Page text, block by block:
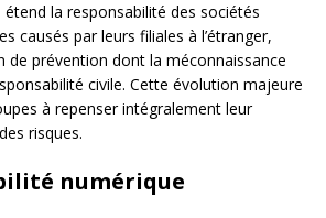
étend la responsabilité des sociétés
causés par leurs filiales à l’étranger,
de prévention dont la méconnaissance
civile. Cette évolution majeure
à repenser intégralement leur
risques.
numérique